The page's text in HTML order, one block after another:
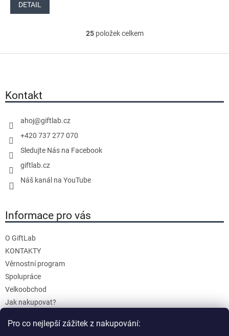
Pro co nejlepší zážitek z nakupování:
5,0DETAIL
O
v
a
25položek celkem
Kontakt
ahoj@giftlab.cz
+420 737 277 070
Sledujte Nás na Facebook
giftlab.cz
Náš kanál na YouTube
Informace pro vás
O GiftLab
KONTAKTY
Věrnostní program
Spolupráce
Velkoobchod
Jak nakupovat?
Reklamace a Vrácení